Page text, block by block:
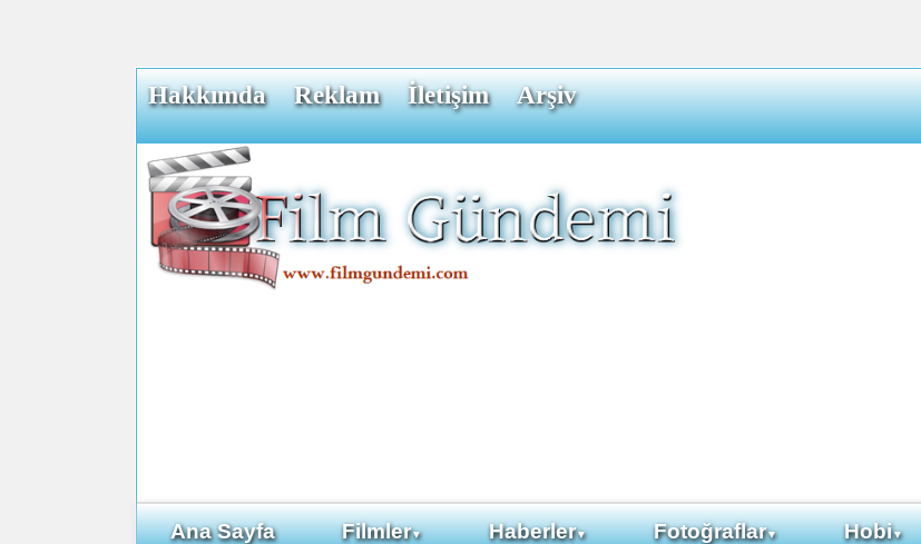
Hakkımda Reklam İletişim Arşiv
Ana Sayfa Filmler▼ Haberler▼ Fotoğraflar▼ Hobi▼